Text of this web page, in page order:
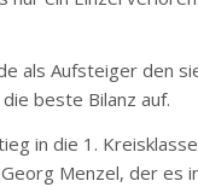
als Aufsteiger den
beste Bilanz auf.
in die 1.
Menzel, der es